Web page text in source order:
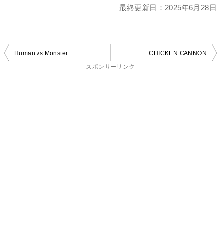
最終更新日： 2025年6月28日
投
Human vs Monster
CHICKEN CANNON
スポンサーリンク